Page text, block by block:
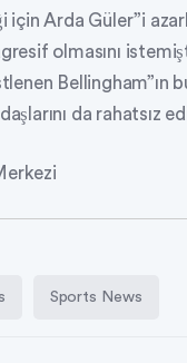
için Arda Güler”i
olmasını
Bellingham”ın
da rahatsız
Sports News